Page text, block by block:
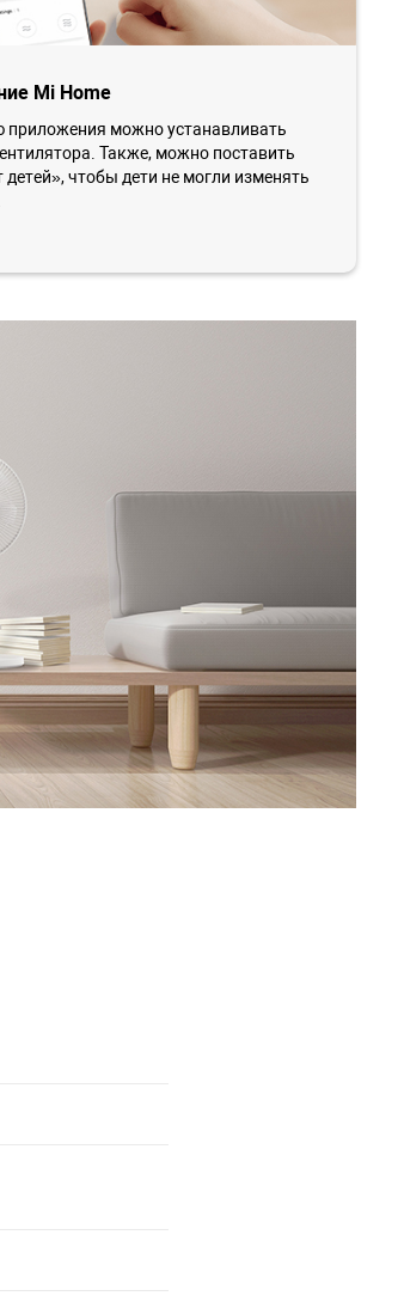
Mi Home
можно устанавливать
Также, можно поставить
чтобы дети не могли изменять